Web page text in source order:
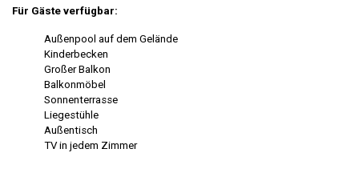
Für Gäste verfügbar:
Außenpool auf dem Gelände
Kinderbecken
Großer Balkon
Balkonmöbel
Sonnenterrasse
Liegestühle
Außentisch
TV in jedem Zimmer